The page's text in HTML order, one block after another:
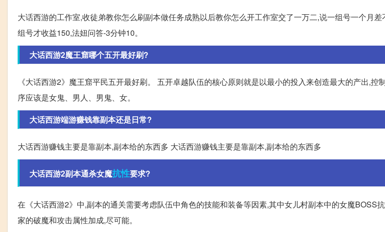
大话西游的工作室,收徒弟教你怎么刷副本做任务成熟以后教你怎么开工作室交了一万二,说一组号一个月
组号才收益150,法妞问答-3分钟10。
大话西游2魔王窟哪个五开最好刷?
《大话西游2》魔王窟平民五开最好刷。 五开卓越队伍的核心原则就是以最小的投入来创造最大的产出,控
序应该是女鬼、男人、男鬼、女。
大话西游端游赚钱靠副本还是日常?
大话西游赚钱主要是靠副本,副本给的东西多 大话西游赚钱主要是靠副本,副本给的东西多
大话西游2副本通杀女魔抗性要求?
在《大话西游2》中,副本的通关需要考虑队伍中角色的技能和装备等因素,其中女儿村副本中的女魔BOSS
家的破魔和攻击属性加成,尽可能。